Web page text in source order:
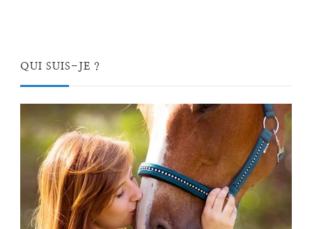
QUI SUIS-JE ?